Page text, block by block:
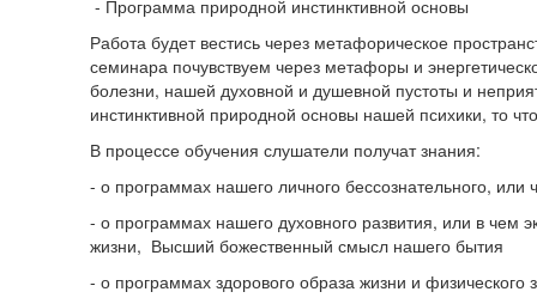
- Программа природной инстинктивной основы
Работа будет вестись через метафорическое
семинара почувствуем через метафоры и
болезни, нашей духовной и душевной пустоты и
инстинктивной природной основы нашей психики, то
В процессе обучения слушатели получат знания:
- о программах нашего личного бессознательного, или
- о программах нашего духовного развития, или в чем
жизни, Высший божественный смысл нашего бытия
- о программах здорового образа жизни и физического